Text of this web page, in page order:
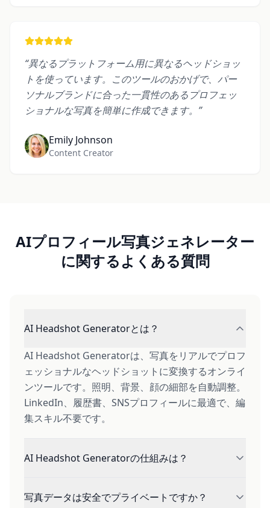
“異なるプラットフォーム用に異なるヘッドショッ
トを使っています。このツールのおかげで、パー
ソナルブランドに合った一貫性のあるプロフェッ
ショナルな写真を簡単に作成できます。 ”
Emily Johnson
Content Creator
AIプロフィール写真ジェネレーター
に関するよくある質問
AI Headshot Generatorとは？
AI Headshot Generatorは、写真をリアルでプロフ
ェッショナルなヘッドショットに変換するオンライ
ンツールです。照明、背景、顔の細部を自動調整。
LinkedIn、履歴書、SNSプロフィールに最適で、編
集スキル不要です。
AI Headshot Generatorの仕組みは？
イル（ビジネス、カジュアル、クリエイティブな
写真データは安全でプライベートですか？